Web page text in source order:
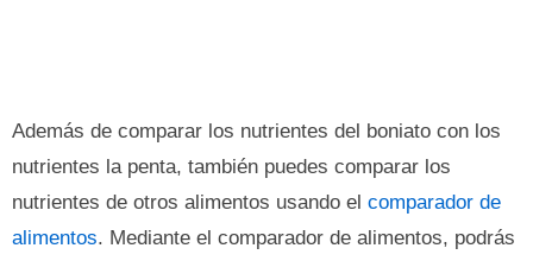
Además de comparar los nutrientes del boniato con los
nutrientes la penta, también puedes comparar los
nutrientes de otros alimentos usando el comparador de
alimentos. Mediante el comparador de alimentos, podrás